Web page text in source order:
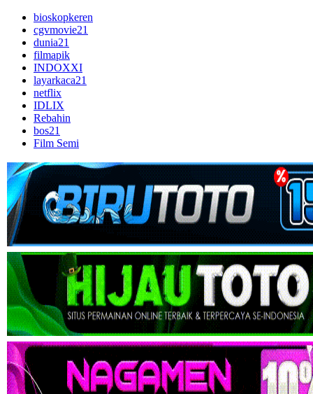
bioskopkeren
cgvmovie21
dunia21
filmapik
INDOXXI
layarkaca21
netflix
IDLIX
Rebahin
bos21
Film Semi